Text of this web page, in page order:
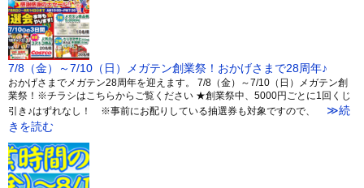
7/8（金）～7/10（日）メガテン創業祭！おかげさまで28周年♪
おかげさまでメガテン28周年を迎えます。 7/8（金）～7/10（日）メガテン創
業祭！※チラシはこちらからご覧ください ★創業祭中、5000円ごとに1回くじ
引き♪はずれなし！ ※事前にお配りしている抽選券も対象ですので、
≫続
きを読む